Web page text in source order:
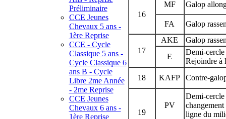
Préliminaire
CCE Jeunes
Chevaux 5 ans -
1ère Reprise
CCE - Cycle
Classique 5 ans -
Cycle Classique 6
ans B - Cycle
Libre 2me Année
- 2me Reprise
CCE Jeunes
Chevaux 6 ans -
1ère Reprise
16
MF Galop
FA Galop
17
AKE
Galop
E
Demi-cercle
Rejoindre à
18
KAFP Contre-
19
PV
Demi-cercle
ligne du